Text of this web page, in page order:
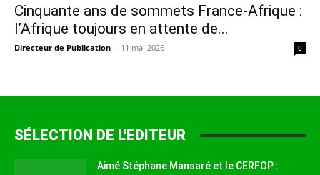
Cinquante ans de sommets France-Afrique :
l’Afrique toujours en attente de...
Directeur de Publication - 11 mai 2026 0
SÉLECTION DE L'EDITEUR
Aimé Stéphane Mansaré et le CERFOP :